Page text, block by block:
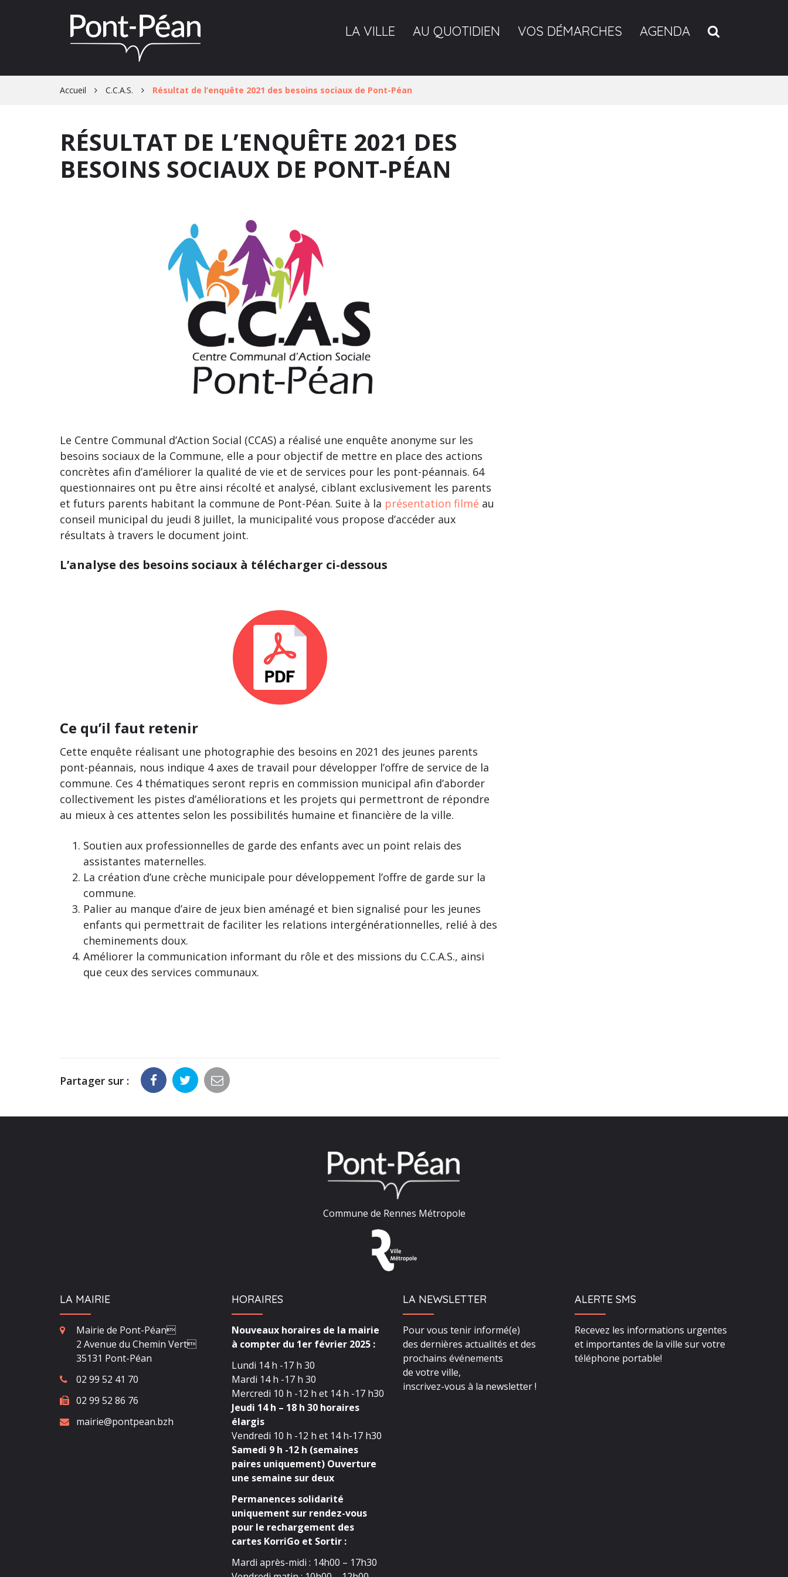
LA VILLE AU QUOTIDIEN VOS DÉMARCHES AGENDA
Accueil C.C.A.S. Résultat de l’enquête 2021 des besoins sociaux de Pont-Péan
RÉSULTAT DE L’ENQUÊTE 2021 DES
BESOINS SOCIAUX DE PONT-PÉAN
Le Centre Communal d’Action Social (CCAS) a réalisé une enquête anonyme sur les
besoins sociaux de la Commune, elle a pour objectif de mettre en place des actions
concrètes afin d’améliorer la qualité de vie et de services pour les pont-péannais. 64
questionnaires ont pu être ainsi récolté et analysé, ciblant exclusivement les parents
et futurs parents habitant la commune de Pont-Péan. Suite à la présentation filmé au
conseil municipal du jeudi 8 juillet, la municipalité vous propose d’accéder aux
résultats à travers le document joint.
L’analyse des besoins sociaux à télécharger ci-dessous
Ce qu’il faut retenir
Cette enquête réalisant une photographie des besoins en 2021 des jeunes parents
pont-péannais, nous indique 4 axes de travail pour développer l’offre de service de la
commune. Ces 4 thématiques seront repris en commission municipal afin d’aborder
collectivement les pistes d’améliorations et les projets qui permettront de répondre
au mieux à ces attentes selon les possibilités humaine et financière de la ville.
Soutien aux professionnelles de garde des enfants avec un point relais des
assistantes maternelles.
La création d’une crèche municipale pour développement l’offre de garde sur la
commune.
Palier au manque d’aire de jeux bien aménagé et bien signalisé pour les jeunes
enfants qui permettrait de faciliter les relations intergénérationnelles, relié à des
cheminements doux.
Améliorer la communication informant du rôle et des missions du C.C.A.S., ainsi
que ceux des services communaux.
Partager sur :
Commune de Rennes Métropole
LA MAIRIE
Mairie de Pont-Péan
2 Avenue du Chemin Vert
35131 Pont-Péan
02 99 52 41 70
02 99 52 86 76
mairie@pontpean.bzh
HORAIRES
Nouveaux horaires de la mairie
à compter du 1er février 2025 :
Lundi 14 h -17 h 30
Mardi 14 h -17 h 30
Mercredi 10 h -12 h et 14 h -17 h30
Jeudi 14 h – 18 h 30 horaires
élargis
Vendredi 10 h -12 h et 14 h-17 h30
Samedi 9 h -12 h (semaines
paires uniquement) Ouverture
une semaine sur deux
Permanences solidarité
uniquement sur rendez-vous
pour le rechargement des
cartes KorriGo et Sortir :
Mardi après-midi : 14h00 – 17h30
LA NEWSLETTER
Pour vous tenir informé(e)
des dernières actualités et des
prochains événements
de votre ville,
inscrivez-vous à la newsletter !
ALERTE SMS
Recevez les informations urgentes
et importantes de la ville sur votre
téléphone portable!